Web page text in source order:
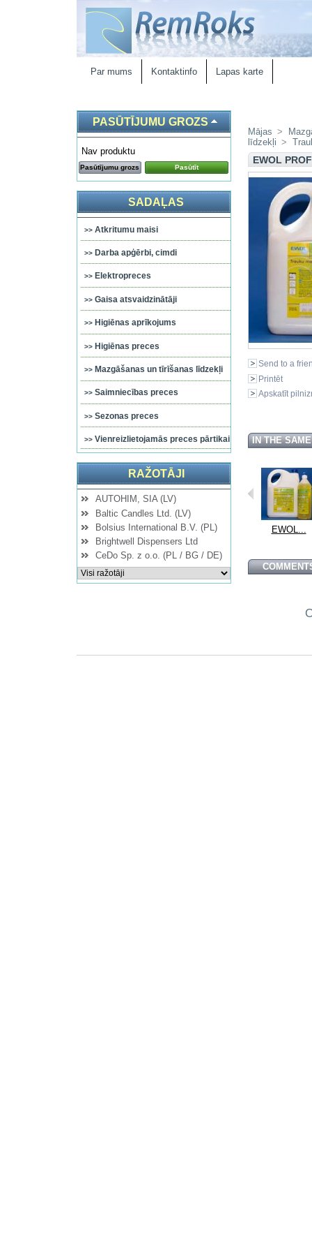
Par mums Kontaktinfo Lapas karte
PASŪTĪJUMU GROZS
Nav produktu
Pasūtījumu grozs Pasūtīt
SADAĻAS
Atkritumu maisi
Darba apģērbi, cimdi
Elektropreces
Gaisa atsvaidzinātāji
Higiēnas aprīkojums
Higiēnas preces
Mazgāšanas un tīrīšanas līdzekļi
Saimniecības preces
Sezonas preces
Vienreizlietojamās preces pārtikai
RAŽOTĀJI
AUTOHIM, SIA (LV)
Baltic Candles Ltd. (LV)
Bolsius International B.V. (PL)
Brightwell Dispensers Ltd
CeDo Sp. z o.o. (PL / BG / DE)
Mājas >
līdzekļi >
EWOL
Send to a
Printēt
Apskatīt
IN THE
LIDEKS -D 5L EWOL... EWOL... EWOL...